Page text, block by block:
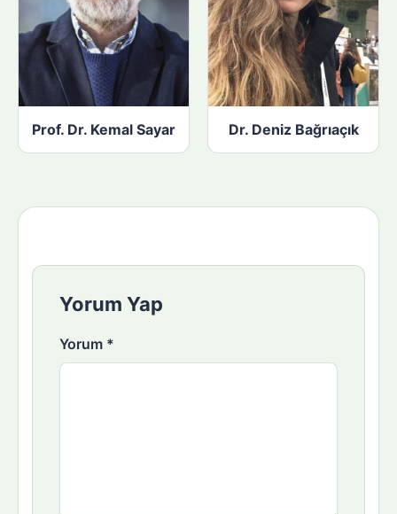
Prof. Dr. Kemal Sayar Dr. Deniz Bağrıaçık
Yorum Yap
Yorum *